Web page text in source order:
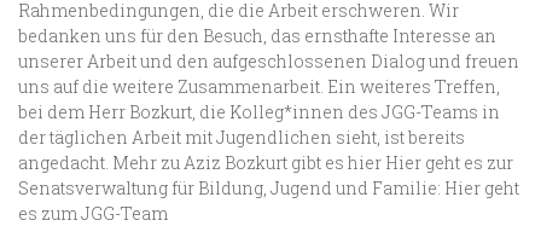
Rahmenbedingungen, die die Arbeit erschweren. Wir
bedanken uns für den Besuch, das ernsthafte Interesse an
unserer Arbeit und den aufgeschlossenen Dialog und freuen
uns auf die weitere Zusammenarbeit. Ein weiteres Treffen,
bei dem Herr Bozkurt, die Kolleg*innen des JGG-Teams in
der täglichen Arbeit mit Jugendlichen sieht, ist bereits
angedacht. Mehr zu Aziz Bozkurt gibt es hier Hier geht es zur
Senatsverwaltung für Bildung, Jugend und Familie: Hier geht
es zum JGG-Team